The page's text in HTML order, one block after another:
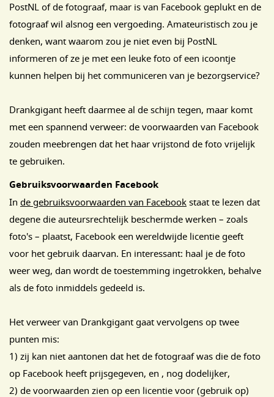
PostNL of de fotograaf, maar is van Facebook geplukt en de
fotograaf wil alsnog een vergoeding. Amateuristisch zou je
denken, want waarom zou je niet even bij PostNL
informeren of ze je met een leuke foto of een icoontje
kunnen helpen bij het communiceren van je bezorgservice?
Drankgigant heeft daarmee al de schijn tegen, maar komt
met een spannend verweer: de voorwaarden van Facebook
zouden meebrengen dat het haar vrijstond de foto vrijelijk
te gebruiken.
Gebruiksvoorwaarden Facebook
In de gebruiksvoorwaarden van Facebook staat te lezen dat
degene die auteursrechtelijk beschermde werken – zoals
foto's – plaatst, Facebook een wereldwijde licentie geeft
voor het gebruik daarvan. En interessant: haal je de foto
weer weg, dan wordt de toestemming ingetrokken, behalve
als de foto inmiddels gedeeld is.
Het verweer van Drankgigant gaat vervolgens op twee
punten mis:
1) zij kan niet aantonen dat het de fotograaf was die de foto
op Facebook heeft prijsgegeven, en , nog dodelijker,
2) de voorwaarden zien op een licentie voor (gebruik op)